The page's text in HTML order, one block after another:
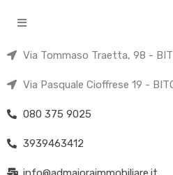
Via Tommaso Traetta, 98 -
Via Pasquale Cioffrese 19 -
080 375 9025
3939463412